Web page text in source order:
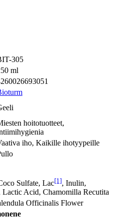
305
ml
hoitotuotteet,
iho, Kaikille ihotyypeille
Sulfate, Lac[1], Inulin,
Acid, Chamomilla Recutita
Officinalis Flower